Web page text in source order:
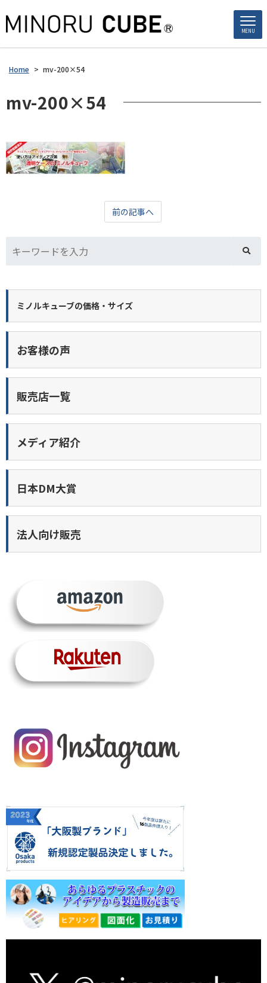
MENU
Home > mv-200×54
mv-200×54
前の記事へ
ミノルキューブの価格・サイズ
お客様の声
販売店一覧
メディア紹介
日本DM大賞
法人向け販売